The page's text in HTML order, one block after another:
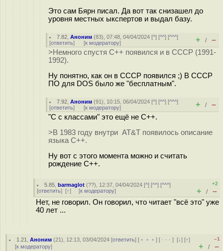
Это сам Бярн писал. Да вот так снизашел до
уровня местных ыкспертов и выдал базу.
7.82 ,Аноним (83), 07:48, 04/04/2024 [^] [^^] [^^^]
[ответить] [к модератору] + / –
>Немного спустя С++ появился и в СССР (1991-
1992).
Ну понятно, как он в СССР появился ;) В CCCP
ПО для DOS было же "бесплатным".
7.92 ,Аноним (91), 10:15, 06/04/2024 [^] [^^] [^^^]
[ответить] [к модератору] + / –
"С с классами" это ещё не C++.
>В 1983 году внутри AT&T появилось описание
языка С++.
Ну вот с этого момента можно и считать
рождение C++.
5.85 ,barmaglot (??), 12:37, 04/04/2024 [^] [^^] [^^^]
[ответить] [↑] [к модератору]
+2
+ / –
Нет, не говорил. Он говорил, что читает "всё это" уже
40 лет ...
1.21 ,Аноним (21), 12:13, 03/04/2024 [ответить] [ ﹢﹢﹢] [ · · ·][↓] [↑]
[к модератору]
–1
+ / –